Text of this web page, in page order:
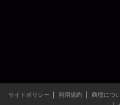
サイトポリシー 利用規約 商標につ